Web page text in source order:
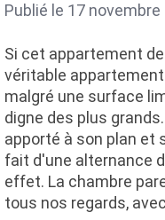
Publié le 17 novembre
Si cet appartement
véritable
malgré une surface
digne des plus
apporté à son plan et
fait d'une alternance
effet. La chambre
tous nos regards,